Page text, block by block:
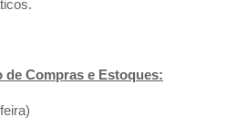
Compras e Estoques: